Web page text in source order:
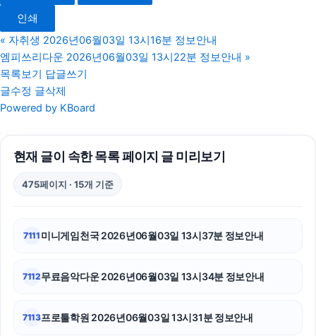
광고대행사
대전이혼전문변호사
폰테크
축구반티
인쇄
« 자취생 2026년06월03일 13시16분 정보안내
엠피쓰리다운 2026년06월03일 13시22분 정보안내 »
목록보기 답글쓰기
글수정 글삭제
Powered by KBoard
현재 글이 속한 목록 페이지 글 미리보기
475페이지 · 15개 기준
7111 미니게임천국 2026년06월03일 13시37분 정보안내
7112무료음악다운 2026년06월03일 13시34분 정보안내
7113프로툴학원 2026년06월03일 13시31분 정보안내